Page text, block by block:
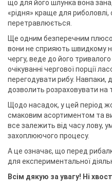
що для його шлунка вона
«рідня» краще для
перетравлюється.
Ще одним безперечним
вони не сприяють швидкому
чергу, веде до його
очікуванні чергової порції
перегодувати рибу. Навпаки,
дозволить розраховувати на
Щодо насадок, у цей період
смаковим асортиментом та
все залежить від часу лову,
захоплюючого процесу.
А це означає, що перед
для експериментальної
Всім дякую за увагу! Ні